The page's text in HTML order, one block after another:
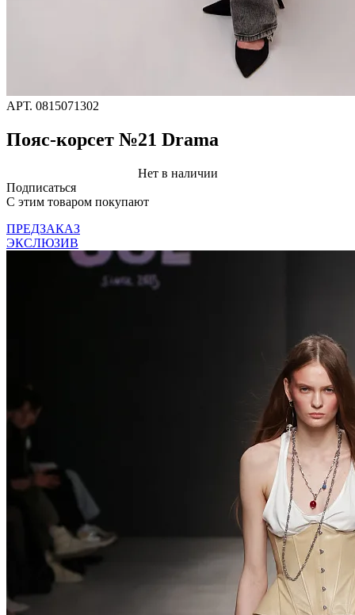
АРТ. 0815071302
Пояс-корсет №21 Drama
Нет в наличии
Подписаться
C этим товаром покупают
ПРЕДЗАКАЗ
ЭКСЛЮЗИВ